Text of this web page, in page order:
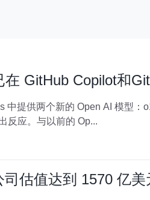
GitHub Copilot和
提供两个新的 Open AI 模型：
反应。与以前的 Op...
估值达到 1570 亿美